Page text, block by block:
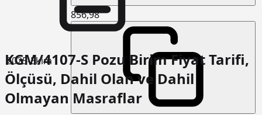
2025-Ekim
856,98
KGM/4107-S Pozu Birim Fiyat Tarifi,
Ölçüsü, Dahil Olan ve Dahil
Olmayan Masraflar